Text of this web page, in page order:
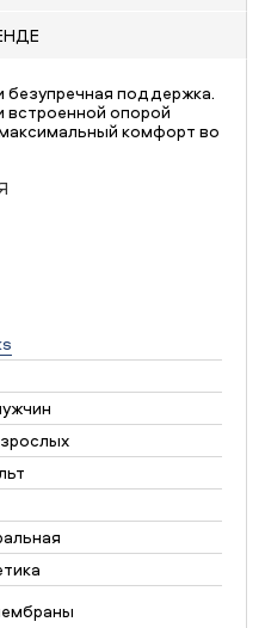
безупречная поддержка.
встроенной опорой
комфорт во